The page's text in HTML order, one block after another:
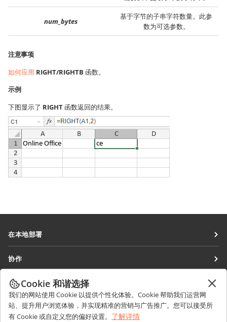
num_bytes
基于字节的子串字符数量。此参
数为可选参数。
注意事项
如何应用 RIGHT/RIGHTB 函数。
示例
下图显示了 RIGHT函数返回的结果。
在本地部署
协作空间
工作区
连接器
桌面应用程序
协作
针对翻译人员
针对博主
获取最新资讯
博客
获取帮助
Cookie 和谐选择
我们的网站使用 Cookie 以提供个性化体验。Cookie 帮助我们运营网
站、提升用户浏览体验，并实现精准的营销与广告推广。您可以接受所
有 Cookie 或自定义您的偏好设置。 了解详情